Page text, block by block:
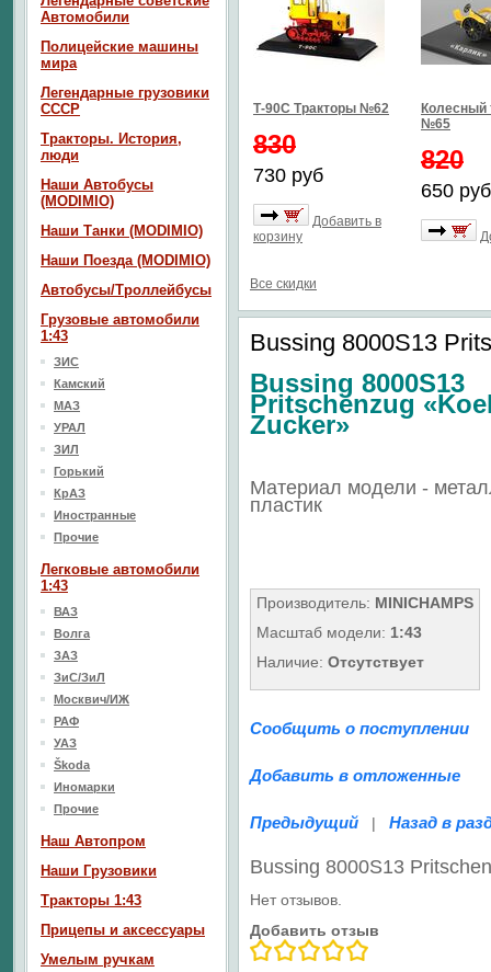
Т-90С Тракторы №62
830
730 руб
Добавить в
корзину
Колесный
№65
820
650 руб
Все скидки
Bussing 8000S13
Bussing 8000S13
Pritschenzug
Zucker»
Материал модели -
пластик
Производитель: MINICHAMPS
Масштаб модели: 1:43
Наличие: Отсутствует
Сообщить о поступлении
Добавить в отложенные
Предыдущий | Назад в
Bussing 8000S13
Нет отзывов.
Добавить отзыв
Автомобили
Полицейские машины
мира
Легендарные грузовики
СССР
Тракторы. История,
люди
Наши Автобусы
(MODIMIO)
Наши Танки (MODIMIO)
Наши Поезда (MODIMIO)
Автобусы/Троллейбусы
Грузовые автомобили
1:43
ЗИС
Камский
МАЗ
УРАЛ
ЗИЛ
Горький
КрАЗ
Иностранные
Прочие
Легковые автомобили
1:43
ВАЗ
Волга
ЗАЗ
ЗиС/ЗиЛ
Москвич/ИЖ
РАФ
УАЗ
Škoda
Иномарки
Прочие
Наш Aвтопром
Наши Грузовики
Тракторы 1:43
Прицепы и аксессуары
Умелым ручкам